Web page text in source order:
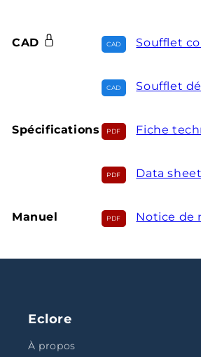
CAD Soufflet
Soufflet
Spécifications Fiche
Data sheet
Manuel Notice de
Eclore
À propos